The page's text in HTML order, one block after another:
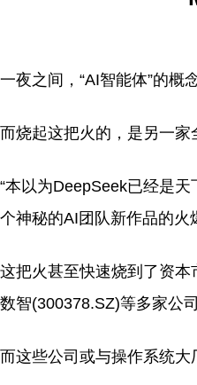
一夜之间，“AI智能体”的概
而烧起这把火的，是另一
“本以为DeepSeek已经是
个神秘的AI团队新作品的火
这把火甚至快速烧到了资
数智(300378.SZ)等多家公
而这些公司或与操作系统大